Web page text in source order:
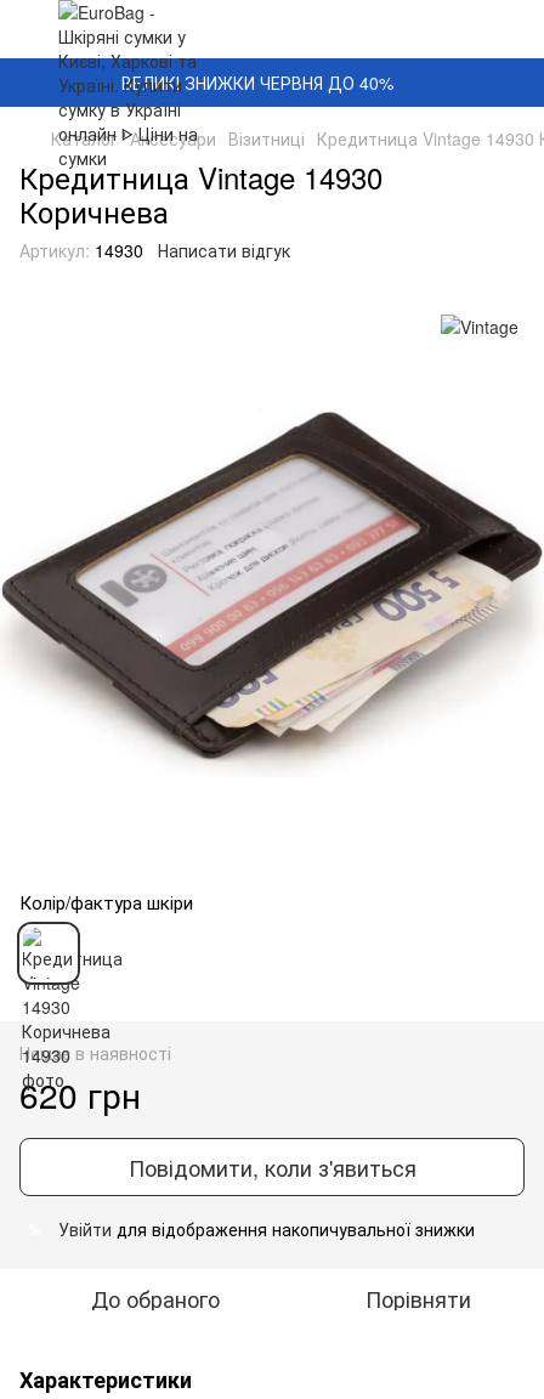
ВЕЛИКІ ЗНИЖКИ ЧЕРВНЯ ДО 40%
Каталог Аксесуари Візитниці Кредитница Vintage 14930
Кредитница Vintage 14930
Коричнева
Артикул: 14930 Написати відгук
Колір/фактура шкіри
Немає в наявності
620 грн
Повідомити, коли з'явиться
Увійти для відображення накопичувальної знижки
До обраного Порівняти
Характеристики